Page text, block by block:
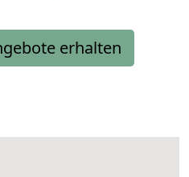
erhalten